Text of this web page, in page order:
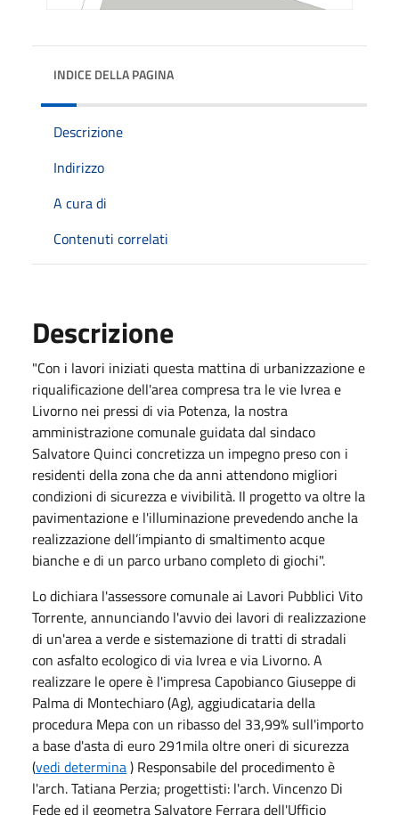
INDICE DELLA PAGINA
Descrizione
Indirizzo
A cura di
Contenuti correlati
Descrizione
"Con i lavori iniziati questa mattina di urbanizzazione e
riqualificazione dell'area compresa tra le vie Ivrea e
Livorno nei pressi di via Potenza, la nostra
amministrazione comunale guidata dal sindaco
Salvatore Quinci concretizza un impegno preso con i
residenti della zona che da anni attendono migliori
condizioni di sicurezza e vivibilità. Il progetto va oltre la
pavimentazione e l'illuminazione prevedendo anche la
realizzazione dell’impianto di smaltimento acque
bianche e di un parco urbano completo di giochi".
Lo dichiara l'assessore comunale ai Lavori Pubblici Vito
Torrente, annunciando l'avvio dei lavori di realizzazione
di un'area a verde e sistemazione di tratti di stradali
con asfalto ecologico di via Ivrea e via Livorno. A
realizzare le opere è l'impresa Capobianco Giuseppe di
Palma di Montechiaro (Ag), aggiudicataria della
procedura Mepa con un ribasso del 33,99% sull'importo
a base d'asta di euro 291mila oltre oneri di sicurezza
(vedi determina) Responsabile del procedimento è
l'arch. Tatiana Perzia; progettisti: l'arch. Vincenzo Di
Fede ed il geometra Salvatore Ferrara dell'Ufficio